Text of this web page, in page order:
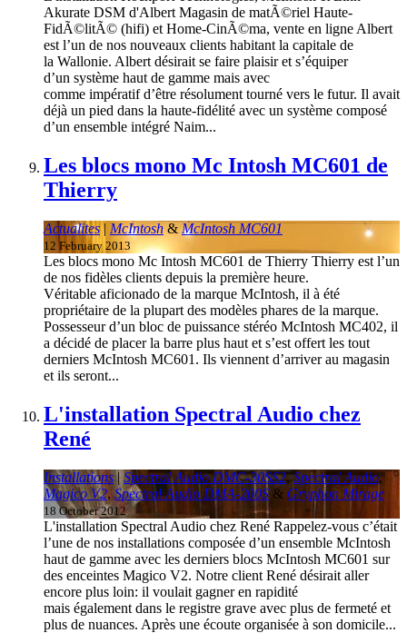
Akurate DSM d'Albert Magasin de matÃ©riel Haute-
FidÃ©litÃ© (hifi) et Home-CinÃ©ma, vente en ligne Albert
est l’un de nos nouveaux clients habitant la capitale de
la Wallonie. Albert désirait se faire plaisir et s’équiper
d’un système haut de gamme mais avec
comme impératif d’être résolument tourné vers le futur. Il avait
déjà un pied dans la haute-fidélité avec un système composé
d’un ensemble intégré Naim...
Les blocs mono Mc Intosh MC601 de
Thierry
Actualites| McIntosh &McIntosh MC601
12 February 2013
Les blocs mono Mc Intosh MC601 de Thierry Thierry est l’un
de nos fidèles clients depuis la première heure.
Véritable aficionado de la marque McIntosh, il à été
propriétaire de la plupart des modèles phares de la marque.
Possesseur d’un bloc de puissance stéréo McIntosh MC402, il
a décidé de placer la barre plus haut et s’est offert les tout
derniers McIntosh MC601. Ils viennent d’arriver au magasin
et ils seront...
L'installation Spectral Audio chez
René
Installations| Spectral Audio DMC-30SS2,Spectral Audio,
Magico V2, Spectral Audio DMA-200S & Gryphon Mirage
18 October 2012
L'installation Spectral Audio chez René Rappelez-vous c’était
l’une de nos installations composée d’un ensemble McIntosh
haut de gamme avec les derniers blocs McIntosh MC601 sur
des enceintes Magico V2. Notre client René désirait aller
encore plus loin: il voulait gagner en rapidité
mais également dans le registre grave avec plus de fermeté et
plus de nuances. Après une écoute organisée à son domicile...